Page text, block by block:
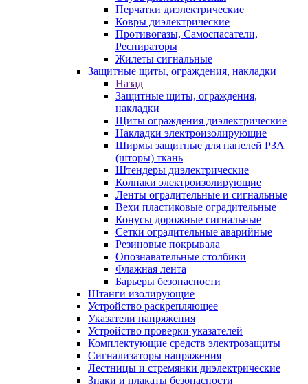
Перчатки диэлектрические
Ковры диэлектрические
Противогазы, Самоспасатели,
Респираторы
Жилеты сигнальные
Защитные щиты, ограждения, накладки
Назад
Защитные щиты, ограждения,
накладки
Щиты ограждения диэлектрические
Накладки электроизолирующие
Ширмы защитные для панелей РЗА
(шторы) ткань
Штендеры диэлектрические
Колпаки электроизолирующие
Ленты оградительные и сигнальные
Вехи пластиковые оградительные
Конусы дорожные сигнальные
Сетки оградительные аварийные
Резиновые покрывала
Опознавательные столбики
Флажная лента
Барьеры безопасности
Штанги изолирующие
Устройство раскрепляющее
Указатели напряжения
Устройство проверки указателей
Комплектующие средств электрозащиты
Сигнализаторы напряжения
Лестницы и стремянки диэлектрические
Знаки и плакаты безопасности